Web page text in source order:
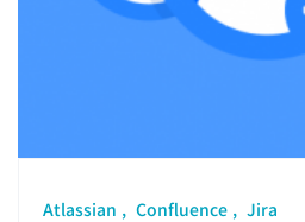
Atlassian Confluence Jira